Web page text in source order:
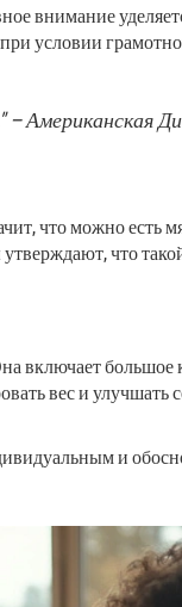
внимание
условии
Американская
что можно есть
что
включает
вес и улучшать
и